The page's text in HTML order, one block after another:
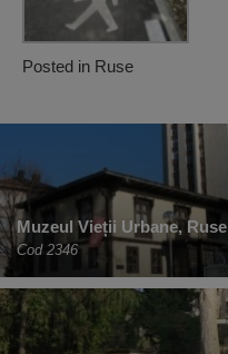
Posted in Ruse
Muzeul Vieții Urbane, Ruse
Cod 2346